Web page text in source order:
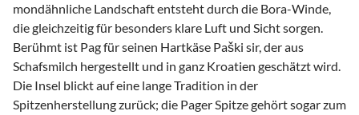
mondähnliche Landschaft entsteht durch die Bora-Winde,
die gleichzeitig für besonders klare Luft und Sicht sorgen.
Berühmt ist Pag für seinen Hartkäse Paški sir, der aus
Schafsmilch hergestellt und in ganz Kroatien geschätzt wird.
Die Insel blickt auf eine lange Tradition in der
Spitzenherstellung zurück; die Pager Spitze gehört sogar zum